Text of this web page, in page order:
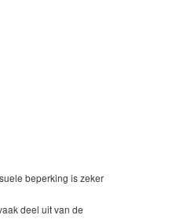
beperking is zeker
deel uit van de